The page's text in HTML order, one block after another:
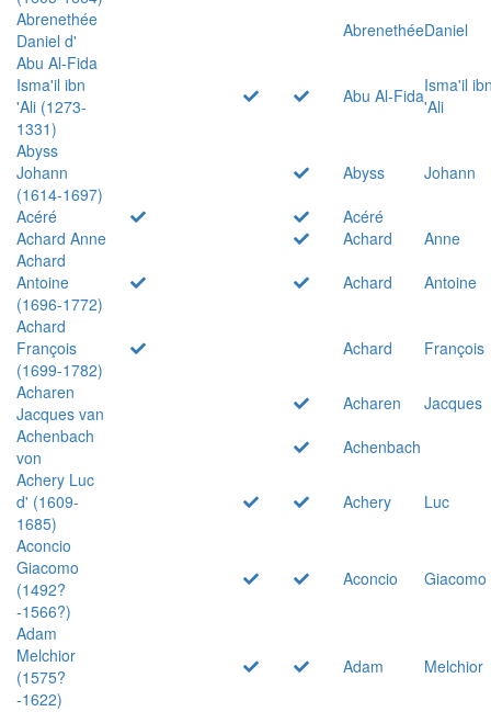
Abrenethée
Daniel d'
AbrenethéeDaniel
Abu Al-Fida
Isma'il ibn
'Ali (1273-
1331)
Abu Al-FidaIsma'il
'Ali
Abyss
Johann
(1614-1697)
Abyss
Johann
Acéré
Acéré
Achard Anne
Achard
Anne
Achard
Antoine
(1696-1772)
Achard
Antoine
Achard
François
(1699-1782)
Achard
François
Acharen
Jacques van
Acharen
Jacques
Achenbach
von
Achenbach
Achery Luc
d' (1609-
1685)
Achery
Luc
Aconcio
Giacomo
(1492?
-1566?)
Aconcio Giacomo
Adam
Melchior
(1575?
-1622)
Adam Melchior